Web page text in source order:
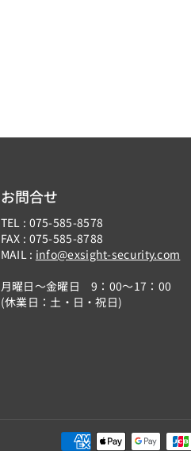
P
1
L
-
B
K
_
P
L
-
B
K
_
0
お問合せ
TEL : 075-585-8578
FAX : 075-585-8788
MAIL : info@exsight-security.com
月曜日～金曜日 9：00～17：00
(休業日：土・日・祝日)